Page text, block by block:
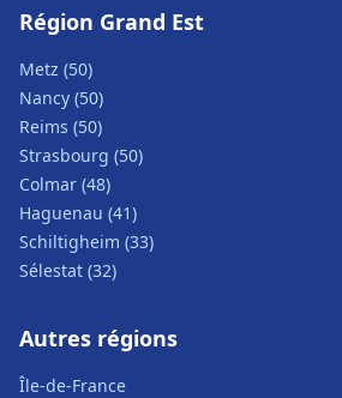
Région Grand Est
Metz (50)
Nancy (50)
Reims (50)
Strasbourg (50)
Colmar (48)
Haguenau (41)
Schiltigheim (33)
Sélestat (32)
Autres régions
Île-de-France